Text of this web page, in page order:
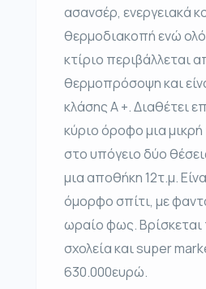
ασανσέρ, ενεργειακά
θερμοδιακοπή ενώ
κτίριο περιβάλλεται
θερμοπρόσοψη και
κλάσης Α +. Διαθέτει
κύριο όροφο μια μικρή
στο υπόγειο δύο
μια αποθήκη 12τ.μ.
όμορφο σπίτι, με
ωραίο φως. Βρίσκεται
σχολεία και super
630.000ευρώ.